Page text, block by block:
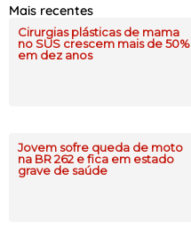
Mais recentes
Cirurgias plásticas de mama
no SUS crescem mais de 50%
em dez anos
Jovem sofre queda de moto
na BR 262 e fica em estado
grave de saúde